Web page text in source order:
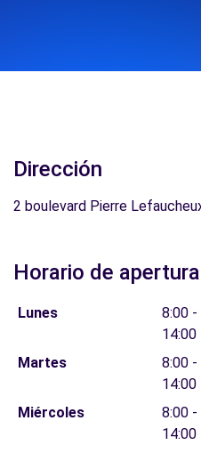
Dirección
2 boulevard Pierre
Horario de apertura
Lunes
8:00 -
14:00
Martes
8:00 -
14:00
Miércoles
8:00 -
14:00